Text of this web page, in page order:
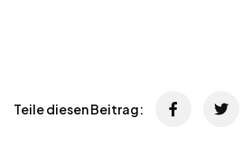
Teile diesen Beitrag: